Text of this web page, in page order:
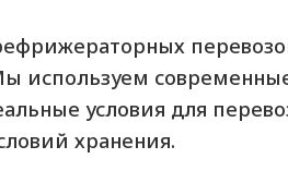
используем
условия для
хранения.